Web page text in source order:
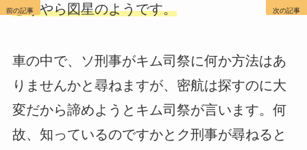
どうやら図星のようです。
車の中で、ソ刑事がキム司祭に何か方法はあ
りませんかと尋ねますが、密航は探すのに大
変だから諦めようとキム司祭が言います。何
故、知っているのですかとク刑事が尋ねると
前の記事 次の記事